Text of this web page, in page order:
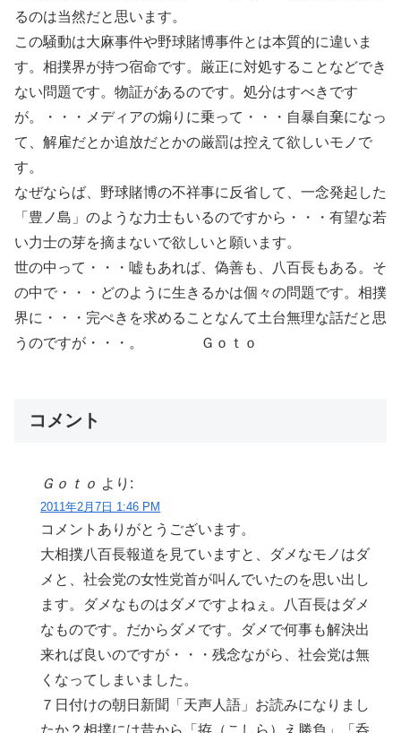
るのは当然だと思います。
この騒動は大麻事件や野球賭博事件とは本質的に違いま
す。相撲界が持つ宿命です。厳正に対処することなどでき
ない問題です。物証があるのです。処分はすべきです
が。・・・メディアの煽りに乗って・・・自暴自棄になっ
て、解雇だとか追放だとかの厳罰は控えて欲しいモノで
す。
なぜならば、野球賭博の不祥事に反省して、一念発起した
「豊ノ島」のような力士もいるのですから・・・有望な若
い力士の芽を摘まないで欲しいと願います。
世の中って・・・嘘もあれば、偽善も、八百長もある。そ
の中で・・・どのように生きるかは個々の問題です。相撲
界に・・・完ぺきを求めることなんて土台無理な話だと思
うのですが・・・。 Ｇｏｔｏ
コメント
Ｇｏｔｏ より:
2011年2月7日 1:46 PM
コメントありがとうございます。
大相撲八百長報道を見ていますと、ダメなモノはダ
メと、社会党の女性党首が叫んでいたのを思い出し
ます。ダメなものはダメですよねぇ。八百長はダメ
なものです。だからダメです。ダメで何事も解決出
来れば良いのですが・・・残念ながら、社会党は無
くなってしまいました。
７日付けの朝日新聞「天声人語」お読みになりまし